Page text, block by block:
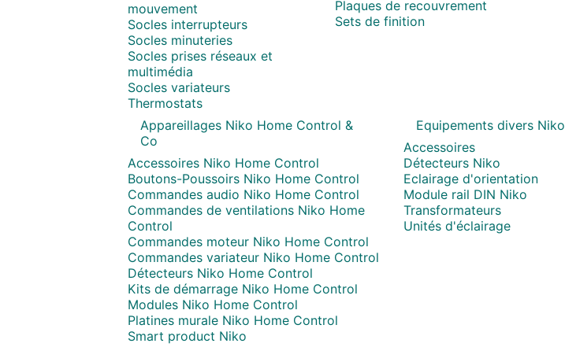
mouvement
Socles interrupteurs
Socles minuteries
Socles prises réseaux et
multimédia
Socles variateurs
Thermostats
Plaques de recouvrement
Sets de finition
Appareillages Niko Home Control &
Co
Accessoires Niko Home Control
Boutons-Poussoirs Niko Home Control
Commandes audio Niko Home Control
Commandes de ventilations Niko Home
Control
Commandes moteur Niko Home Control
Commandes variateur Niko Home Control
Détecteurs Niko Home Control
Kits de démarrage Niko Home Control
Modules Niko Home Control
Platines murale Niko Home Control
Smart product Niko
Equipements divers Niko
Accessoires
Détecteurs Niko
Eclairage d'orientation
Module rail DIN Niko
Transformateurs
Unités d'éclairage